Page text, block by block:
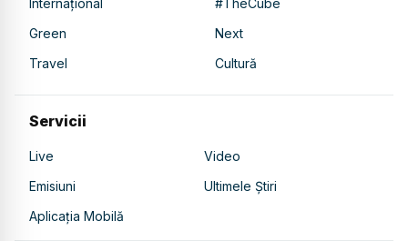
Green
Next
Travel
Cultură
Servicii
Live
Video
Emisiuni
Ultimele Știri
Aplicația Mobilă